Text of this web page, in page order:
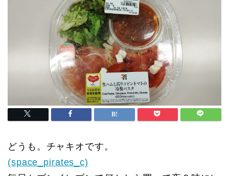
どうも。チャキオです。
(space_pirates_c)